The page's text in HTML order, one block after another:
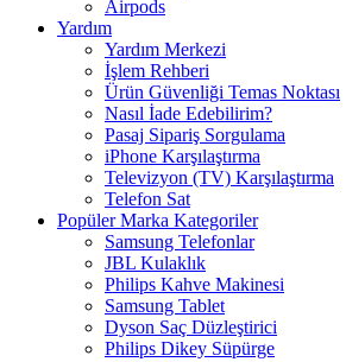
Airpods
Yardım
Yardım Merkezi
İşlem Rehberi
Ürün Güvenliği Temas Noktası
Nasıl İade Edebilirim?
Pasaj Sipariş Sorgulama
iPhone Karşılaştırma
Televizyon (TV) Karşılaştırma
Telefon Sat
Popüler Marka Kategoriler
Samsung Telefonlar
JBL Kulaklık
Philips Kahve Makinesi
Samsung Tablet
Dyson Saç Düzleştirici
Philips Dikey Süpürge